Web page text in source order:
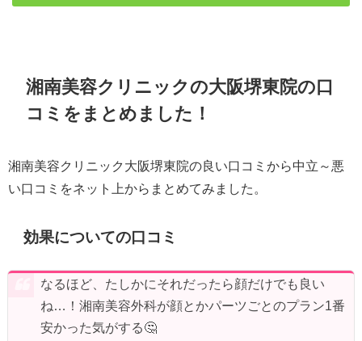
湘南美容クリニックの大阪堺東院の口
コミをまとめました！
湘南美容クリニック大阪堺東院の良い口コミから中立～悪
い口コミをネット上からまとめてみました。
効果についての口コミ
なるほど、たしかにそれだったら顔だけでも良い
ね…！湘南美容外科が顔とかパーツごとのプラン1番
安かった気がする🤔